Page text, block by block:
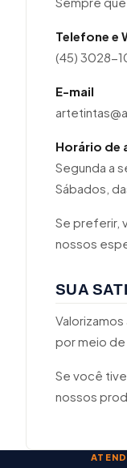
Telefone e
(45) 3028-
E-mail
Horário de
Segunda a
Sábados,
Se preferir,
nossos
SUA
por meio de
Se você
nossos